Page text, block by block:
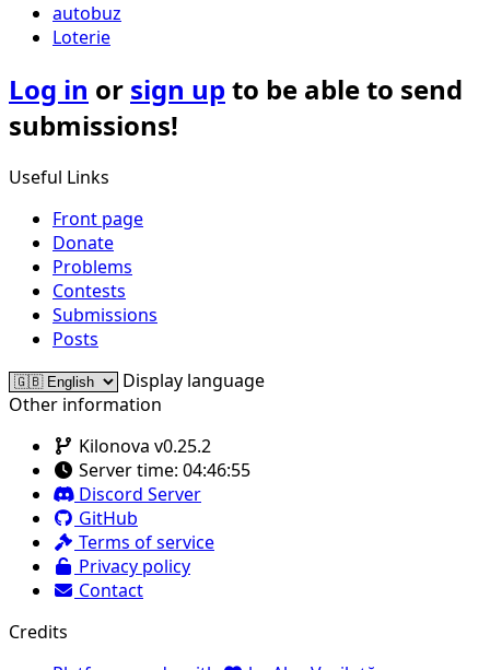
autobuz
Loterie
Log in or sign upto be able to send
submissions!
Useful Links
Front page
Donate
Problems
Contests
Submissions
Posts
Display language
Other information
Kilonova v0.25.2
Server time: 04:46:55
Discord Server
GitHub
Terms of service
Privacy policy
Contact
Credits